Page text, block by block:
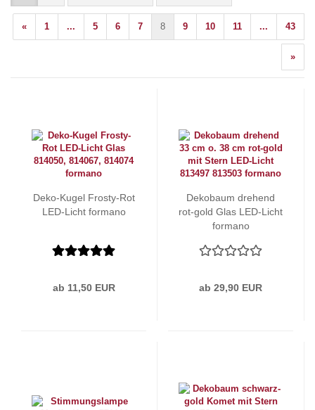
« 1 ... 5 6 7 8 9 10 11 ... 43
»
Deko-Kugel Frosty-Rot
LED-Licht formano
ab 11,50 EUR
Dekobaum drehend
rot-gold Glas LED-Licht
formano
ab 29,90 EUR